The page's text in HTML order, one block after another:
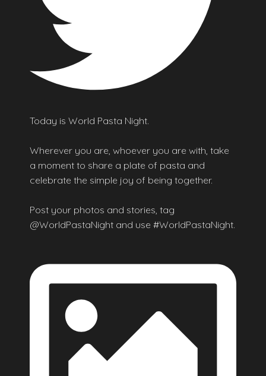
Today is World Pasta Night.
Wherever you are, whoever you are with, take
a moment to share a plate of pasta and
celebrate the simple joy of being together.
Post your photos and stories, tag
@WorldPastaNight and use #WorldPastaNight.